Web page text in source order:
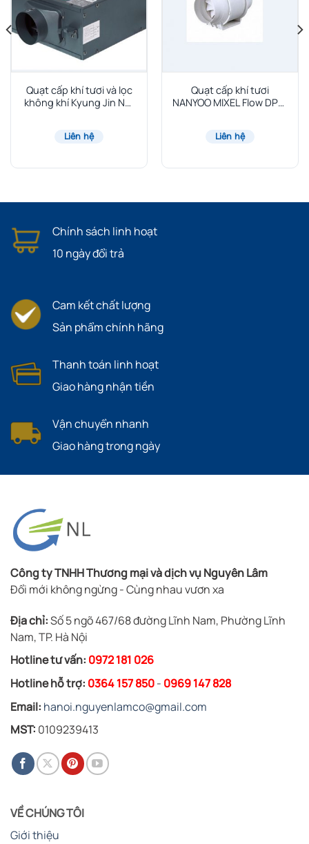
Quạt cấp khí tươi và lọc
không khí Kyung Jin NH:
Liên hệ
Quạt cấp khí tươi
NANYOO MIXEL Flow DPT-
Liên hệ
Chính sách linh hoạt
10 ngày đổi trả
Cam kết chất lượng
Sản phẩm chính hãng
Thanh toán linh hoạt
Giao hàng nhận tiền
Vận chuyển nhanh
Giao hàng trong ngày
Công ty TNHH Thương mại và dịch vụ Nguyên Lâm
Đổi mới không ngừng - Cùng nhau vươn xa
Địa chỉ:Số 5 ngõ 467/68 đường Lĩnh Nam, Phường Lĩnh
Nam, TP. Hà Nội
Hotline tư vấn: 0972 181 026
Hotline hỗ trợ: 0364 157 850- 0969 147 828
Email: hanoi.nguyenlamco@gmail.com
MST: 0109239413
VỀ CHÚNG TÔI
Giới thiệu